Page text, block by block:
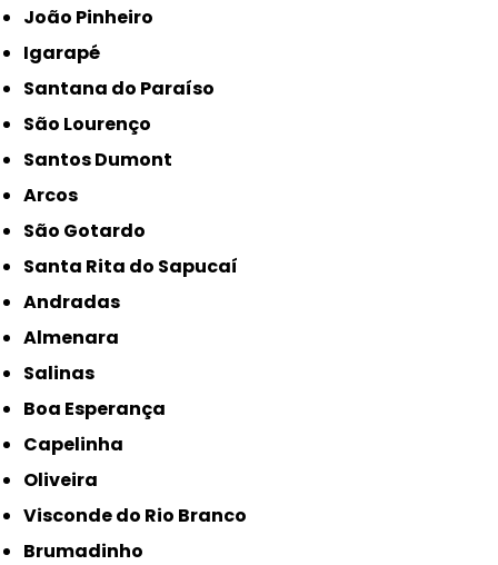
João Pinheiro
Igarapé
Santana do Paraíso
São Lourenço
Santos Dumont
Arcos
São Gotardo
Santa Rita do Sapucaí
Andradas
Almenara
Salinas
Boa Esperança
Capelinha
Oliveira
Visconde do Rio Branco
Brumadinho